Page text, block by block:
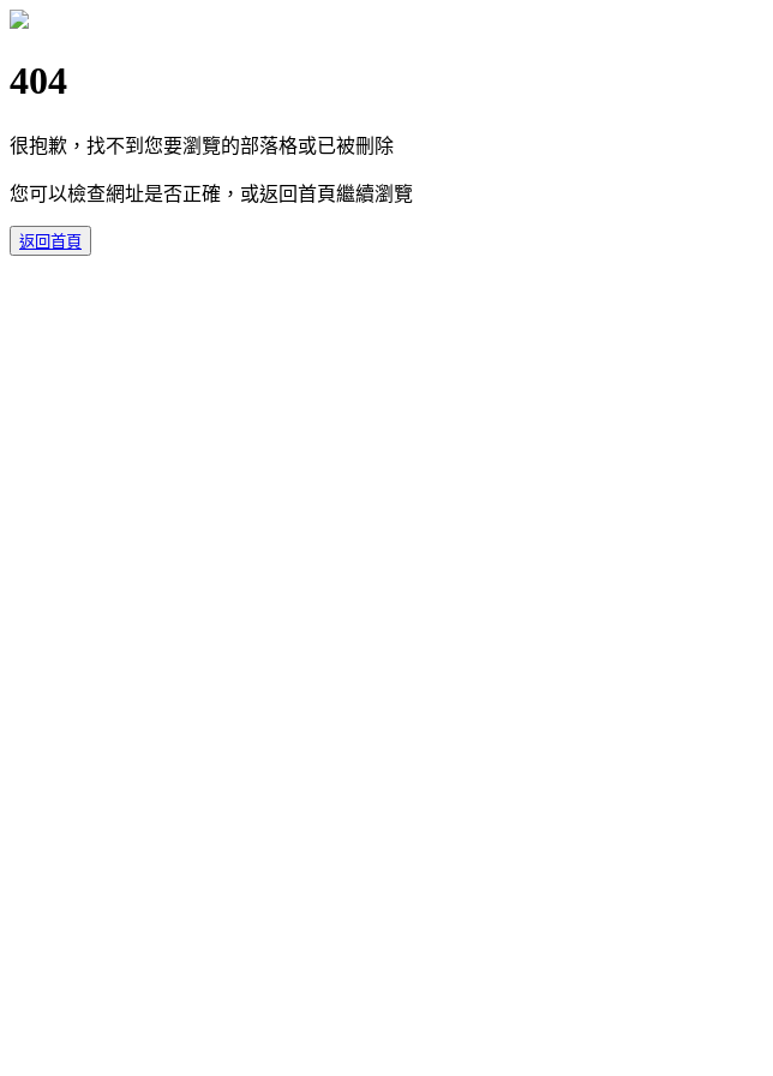
404
很抱歉，找不到您要瀏覽的部落格或已被刪除
您可以檢查網址是否正確，或返回首頁繼續瀏覽
返回首頁